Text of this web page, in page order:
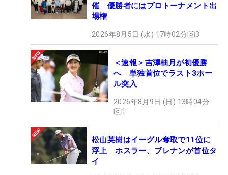
催 優勝者にはプロトーナメント出
場権
2026年8月5日 (水) 17時02分 3
＜速報＞吉澤柚月が初優勝
へ 単独首位でラスト3ホー
ル突入
2026年8月9日 (日) 13時04分
1
松山英樹はイーグル奪取で11位に
浮上 ホスラー、ブレナンが首位タ
イ